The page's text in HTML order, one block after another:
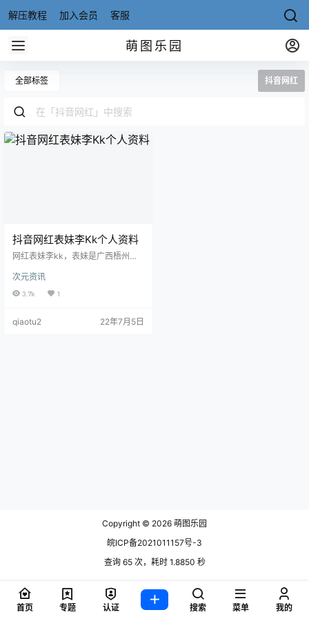
解压教程 加入会员 客服
萌图乐园
全部标签 抖音网红
抖音网红表妹李Kk个人资料
网红表妹李kk，表妹是广西梧州岑
清纯，因一句“表哥，我出来了喔!”
让人快速感受到了广西塑料普通话
不断反复出现在大众.
次元资讯
3.7k 1
qiaotu2 22年7月5日
Copyright © 2026 萌图乐园
皖ICP备2021011157号-3
查询 65 次，耗时 1.8850 秒
首页 专题 认证 搜索 菜单 我的